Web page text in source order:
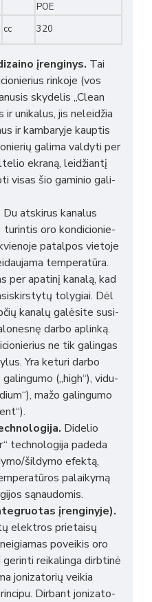
POE
cc 320
įren­gi­nys. Tai
rinkoje (vos
skyde­lis „Clean
ir unika­lus, jis nelei­džia
ir kamba­ryje kaup­tis
galima valdyti per
ekraną, leidžiantį
visas šio gami­nio gali­
Du atski­rus kanalus
turin­tis oro kondi­cio­nie­
patal­pos vietoje
tempe­ra­tūra.
per apatinį kanalą, kad
toly­giai. Dėl
kanalų galėsite susi­
darbo aplinką.
ne tik galin­gas
Yra keturi darbo
(„high“), vidu­
mažo galin­gumo
Dide­lio
tech­no­lo­gija padeda
šildymo efektą,
palai­kymą
sąnau­do­mis.
įrenginyje).
elek­t­­ros prie­taisų
povei­kis oro
reika­linga dirb­­tinė
joni­za­to­­rių veikia
Dirbant joni­za­to­